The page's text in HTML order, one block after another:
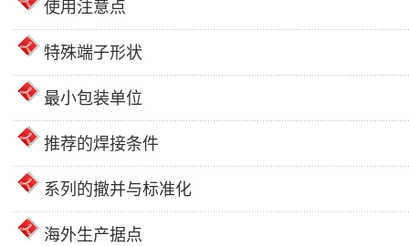
使用注意点
特殊端子形状
最小包装单位
推荐的焊接条件
系列的撤并与标准化
海外生产据点